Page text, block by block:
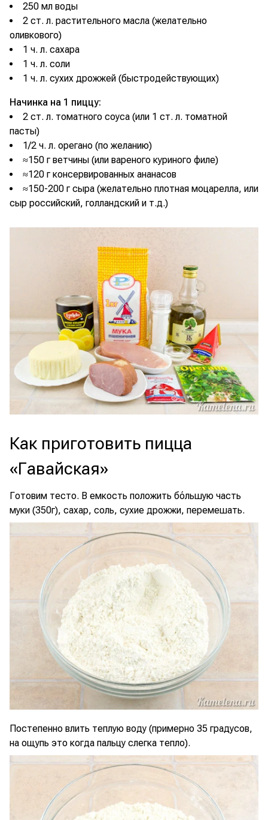
250 мл воды
2 ст. л. растительного масла (желательно
оливкового)
1 ч. л. сахара
1 ч. л. соли
1 ч. л. сухих дрожжей (быстродействующих)
Начинка на 1 пиццу:
2 ст. л. томатного соуса (или 1 ст. л. томатной
пасты)
1/2 ч. л. орегано (по желанию)
≈150 г ветчины (или вареного куриного филе)
≈120 г консервированных ананасов
≈150-200 г сыра (желательно плотная моцарелла, или
сыр российский, голландский и т.д.)
Как приготовить пицца
«Гавайская»
Готовим тесто. В емкость положить бóльшую часть
муки (350г), сахар, соль, сухие дрожжи, перемешать.
Постепенно влить теплую воду (примерно 35 градусов,
на ощупь это когда пальцу слегка тепло).